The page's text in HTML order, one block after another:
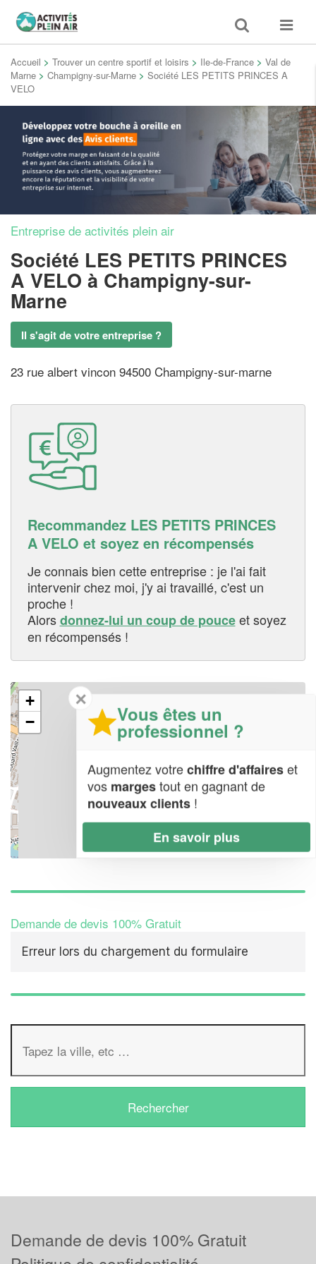
Toggle
search
Toggle
Accueil > Trouver un centre sportif et loisirs > Ile-de-France > Val de
Marne > Champigny-sur-Marne > Société LES PETITS PRINCES A
VELO
Entreprise de activités plein air
Société LES PETITS PRINCES
A VELO à Champigny-sur-
Marne
Il s'agit de votre entreprise ?
23 rue albert vincon 94500 Champigny-sur-marne
Recommandez LES PETITS PRINCES
A VELO et soyez en récompensés
Je connais bien cette entreprise : je l'ai fait
intervenir chez moi, j'y ai travaillé, c'est un
proche !
Alorsdonnez-lui un coup de pouceet soyez
en récompensés !
+
−
Leaflet| Map data ©OpenStreetMap contributors,CC-BY-SA
Demande de devis 100% Gratuit
Erreur lors du chargement du formulaire
✕
Vous êtes un
professionnel ?
Augmentez votrechiffre d'affaireset
vos margestout en gagnant de
nouveaux clients !
En savoir plus
Demande de devis 100% Gratuit